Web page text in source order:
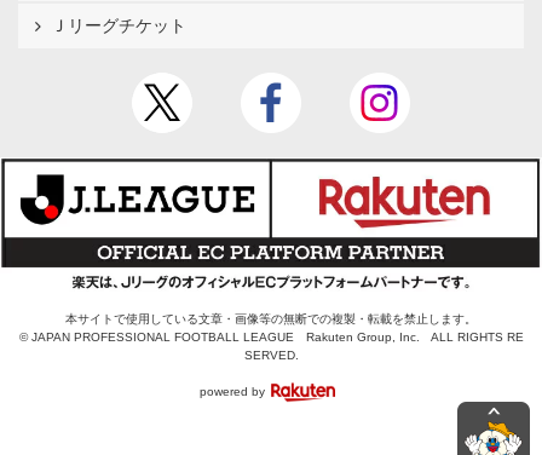
Ｊリーグチケット
本サイトで使用している文章・画像等の無断での複製・転載を禁止します。
© JAPAN PROFESSIONAL FOOTBALL LEAGUE Rakuten Group, Inc. ALL RIGHTS RE
SERVED.
powered by